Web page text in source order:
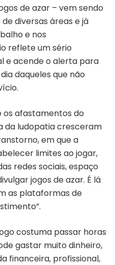
de azar – vem sendo
diversas áreas e já
e nos
reflete um sério
e acende o alerta para
daqueles que não
os afastamentos do
da ludopatia cresceram
em que a
limites ao jogar,
redes sociais, espaço
jogos de azar. É lá
as plataformas de
costuma passar horas
gastar muito dinheiro,
financeira, profissional,